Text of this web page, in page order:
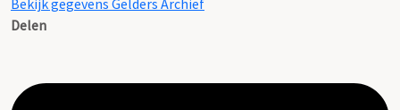
Bekijk gegevens Gelders Archief
Delen